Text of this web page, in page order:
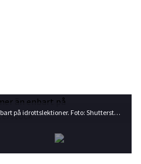
Barn behöver röra på sig mer än enbart på idrottslektioner. Foto: Shutterstock